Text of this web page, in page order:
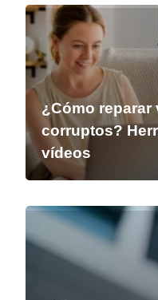
¿Cómo
corruptos?
vídeos